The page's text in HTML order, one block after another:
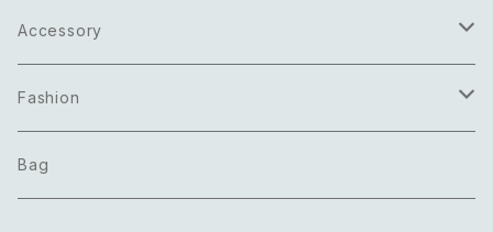
Accessory
Necklace
Pierce
Fashion
Tops
Bag